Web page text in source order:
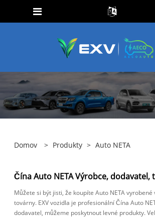
Domov > Produkty > Auto NETA
Čína Auto NETA Výrobce, dodavatel,
Můžete si být jisti, že koupíte Auto NETA vyrobené
továrny. EXV vozidla je profesionální Čína Auto
dodavatel, můžeme poskytnout levné produkty.